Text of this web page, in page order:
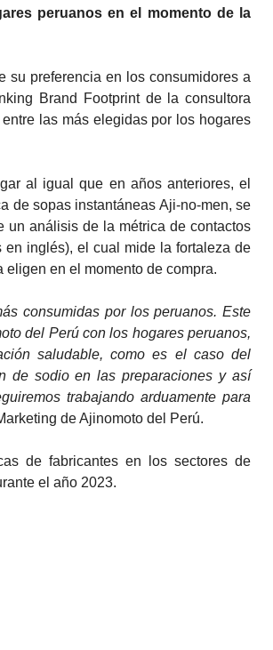
peruanos en el momento de la
su preferencia en los consumidores a
Brand Footprint de la consultora
las más elegidas por los hogares
al igual que en años anteriores, el
de sopas instantáneas Aji-no-men, se
un análisis de la métrica de contactos
inglés), el cual mide la fortaleza de
en el momento de compra.
consumidas por los peruanos. Este
del Perú con los hogares peruanos,
saludable, como es el caso del
de sodio en las preparaciones y así
trabajando arduamente para
de Ajinomoto del Perú.
de fabricantes en los sectores de
el año 2023.